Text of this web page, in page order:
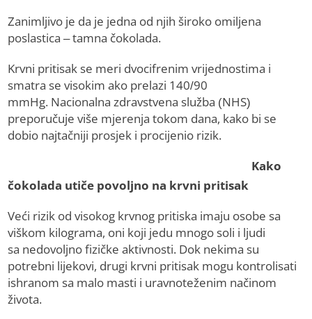
Zanimljivo je da je jedna od njih široko omiljena
poslastica – tamna čokolada.
Krvni pritisak se meri dvocifrenim vrijednostima i
smatra se visokim ako prelazi 140/90
mmHg. Nacionalna zdravstvena služba (NHS)
preporučuje više mjerenja tokom dana, kako bi se
dobio najtačniji prosjek i procijenio rizik.
Kako
čokolada utiče povoljno na krvni pritisak
Veći rizik od visokog krvnog pritiska imaju osobe sa
viškom kilograma, oni koji jedu mnogo soli i ljudi
sa nedovoljno fizičke aktivnosti. Dok nekima su
potrebni lijekovi, drugi krvni pritisak mogu kontrolisati
ishranom sa malo masti i uravnoteženim načinom
života.